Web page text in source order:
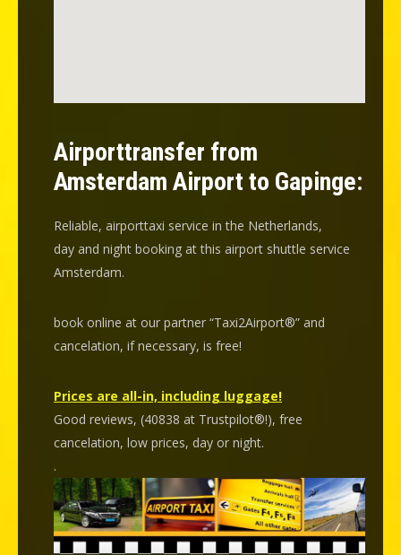
Airporttransfer from
Amsterdam Airport to Gapinge:
Reliable, airporttaxi service in the Netherlands,
day and night booking at this airport shuttle service
Amsterdam.
book online at our partner “Taxi2Airport®” and
cancelation, if necessary, is free!
Prices are all-in, including luggage!
Good reviews, (40838 at Trustpilot®!), free
cancelation, low prices, day or night.
.